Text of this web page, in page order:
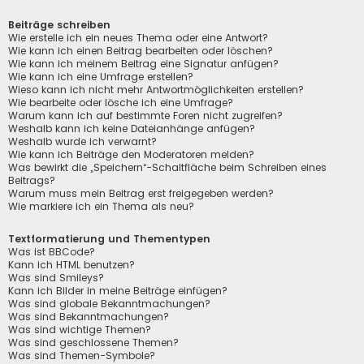
Beiträge schreiben
Wie erstelle ich ein neues Thema oder eine Antwort?
Wie kann ich einen Beitrag bearbeiten oder löschen?
Wie kann ich meinem Beitrag eine Signatur anfügen?
Wie kann ich eine Umfrage erstellen?
Wieso kann ich nicht mehr Antwortmöglichkeiten erstellen?
Wie bearbeite oder lösche ich eine Umfrage?
Warum kann ich auf bestimmte Foren nicht zugreifen?
Weshalb kann ich keine Dateianhänge anfügen?
Weshalb wurde ich verwarnt?
Wie kann ich Beiträge den Moderatoren melden?
Was bewirkt die „Speichern“-Schaltfläche beim Schreiben eines
Beitrags?
Warum muss mein Beitrag erst freigegeben werden?
Wie markiere ich ein Thema als neu?
Textformatierung und Thementypen
Was ist BBCode?
Kann ich HTML benutzen?
Was sind Smileys?
Kann ich Bilder in meine Beiträge einfügen?
Was sind globale Bekanntmachungen?
Was sind Bekanntmachungen?
Was sind wichtige Themen?
Was sind geschlossene Themen?
Was sind Themen-Symbole?